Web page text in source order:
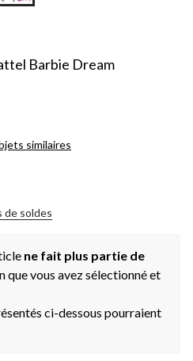
Barbie Dream
similaires
de soldes
ne fait plus partie de
que vous avez sélectionné et
ci-dessous pourraient